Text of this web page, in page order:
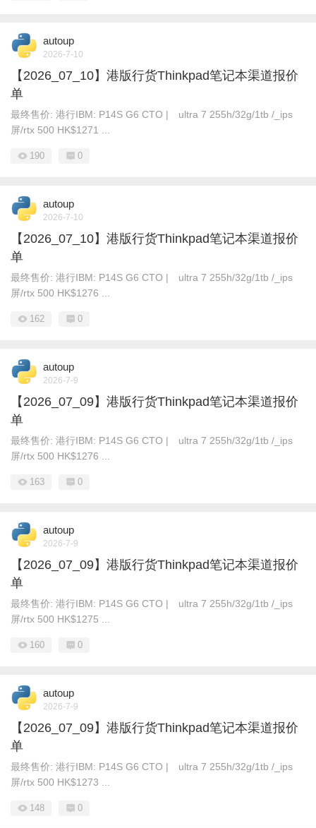
autoup
2026-7-10
【2026_07_10】港版行货Thinkpad笔记本渠道报价
单
最终售价: 港行IBM: P14S G6 CTO | ultra 7 255h/32g/1tb /_ips
屏/rtx 500 HK$1271 ...
190 0
autoup
2026-7-10
【2026_07_10】港版行货Thinkpad笔记本渠道报价
单
最终售价: 港行IBM: P14S G6 CTO | ultra 7 255h/32g/1tb /_ips
屏/rtx 500 HK$1276 ...
162 0
autoup
2026-7-9
【2026_07_09】港版行货Thinkpad笔记本渠道报价
单
最终售价: 港行IBM: P14S G6 CTO | ultra 7 255h/32g/1tb /_ips
屏/rtx 500 HK$1276 ...
163 0
autoup
2026-7-9
【2026_07_09】港版行货Thinkpad笔记本渠道报价
单
最终售价: 港行IBM: P14S G6 CTO | ultra 7 255h/32g/1tb /_ips
屏/rtx 500 HK$1275 ...
160 0
autoup
2026-7-9
【2026_07_09】港版行货Thinkpad笔记本渠道报价
单
最终售价: 港行IBM: P14S G6 CTO | ultra 7 255h/32g/1tb /_ips
屏/rtx 500 HK$1273 ...
148 0